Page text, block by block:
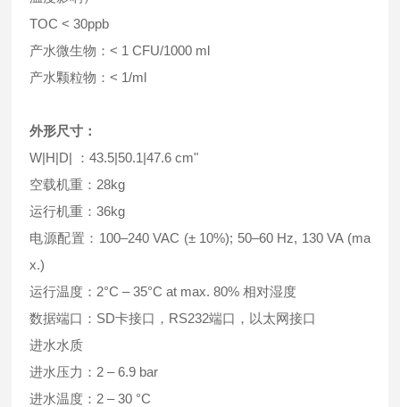
TOC < 30ppb
产水微生物：< 1 CFU/1000 ml
产水颗粒物：< 1/ml
外形尺寸：
W|H|D| ：43.5|50.1|47.6 cm"
空载机重：28kg
运行机重：36kg
电源配置：100–240 VAC (± 10%); 50–60 Hz, 130 VA (ma
x.)
运行温度：2°C – 35°C at max. 80% 相对湿度
数据端口：SD卡接口，RS232端口，以太网接口
进水水质
进水压力：2 – 6.9 bar
进水温度：2 – 30 °C